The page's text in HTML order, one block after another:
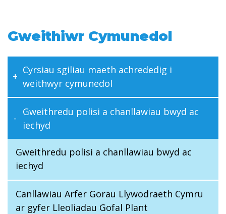
Gweithiwr Cymunedol
Cyrsiau sgiliau maeth achrededig i
weithwyr cymunedol
Gweithredu polisi a chanllawiau bwyd ac
iechyd
Gweithredu polisi a chanllawiau bwyd ac
iechyd
Canllawiau Arfer Gorau Llywodraeth Cymru
ar gyfer Lleoliadau Gofal Plant